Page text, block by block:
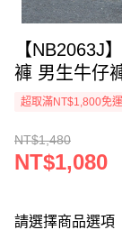
【NB2063J
褲 男生牛仔
超取滿NT$1,800免運
NT$1,480
NT$1,080
請選擇商品選項